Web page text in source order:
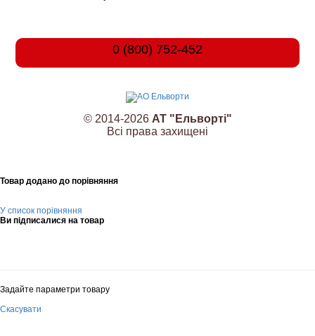
0 (800) 752-452
© 2014-2026 АТ "Ельворті"
Всі права захищені
Товар додано до порівняння
У список порівняння
Ви підписалися на товар
Задайте параметри товару
Скасувати